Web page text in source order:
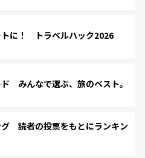
トに！ トラベルハック2026
みんなで選ぶ、旅のベスト。
読者の投票をもとにランキン